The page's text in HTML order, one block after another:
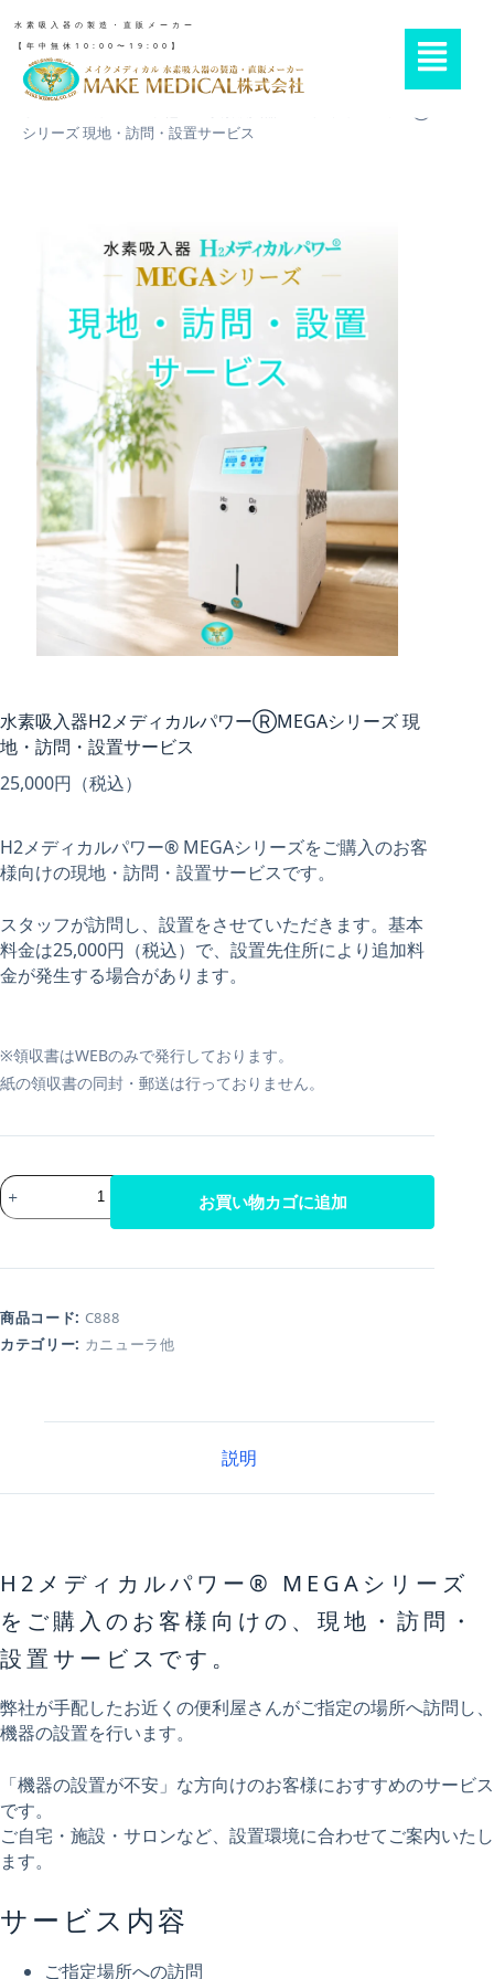
水素吸入器の製造・直販メーカー
【年中無休10:00〜19:00】
シリーズ 現地・訪問・設置サービス
水素吸入器H2メディカルパワーⓇMEGAシリーズ 現
地・訪問・設置サービス
25,000円（税込）
H2メディカルパワー® MEGAシリーズをご購入のお客
様向けの現地・訪問・設置サービスです。
スタッフが訪問し、設置をさせていただきます。基本
料金は25,000円（税込）で、設置先住所により追加料
金が発生する場合があります。
※領収書はWEBのみで発行しております。
紙の領収書の同封・郵送は行っておりません。
お買い物カゴに追加
商品コード: C888
カテゴリー: カニューラ他
説明
H2メディカルパワー® MEGAシリーズ
をご購入のお客様向けの、現地・訪問・
設置サービスです。
弊社が手配したお近くの便利屋さんがご指定の場所へ訪問し、
機器の設置を行います。
「機器の設置が不安」な方向けのお客様におすすめのサービス
です。
ご自宅・施設・サロンなど、設置環境に合わせてご案内いたし
ます。
サービス内容
ご指定場所への訪問